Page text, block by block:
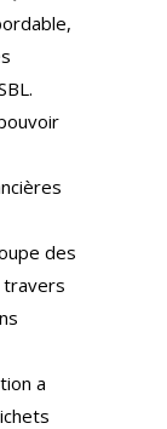
des
travers
a